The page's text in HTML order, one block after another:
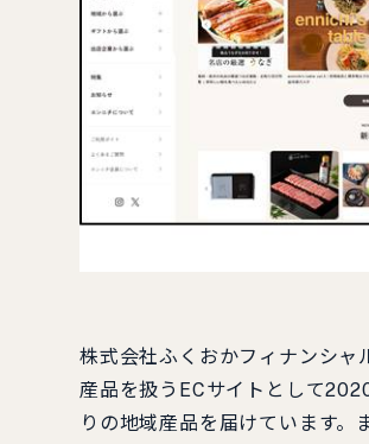
株式会社ふくおかフィナンシ
産品を扱うECサイトとして
りの地域産品を届けています